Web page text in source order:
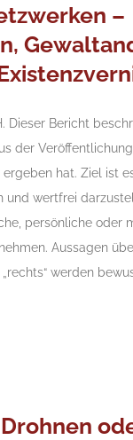
–
Dieser Bericht
der
hat. Ziel ist
und wertfrei
persönliche oder
Aussagen
„rechts“ werden